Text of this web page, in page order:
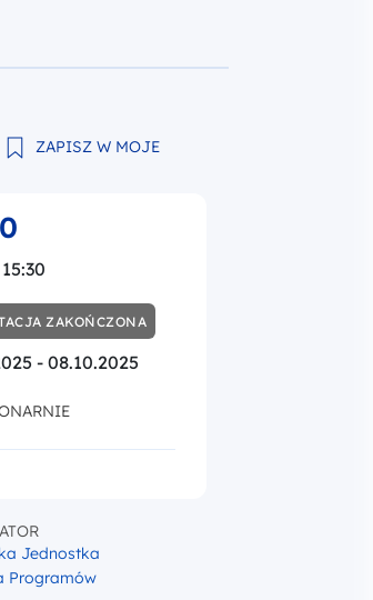
ZAPISZ W MOJE
ZAKOŃCZONA
- 08.10.2025
Jednostka
Programów